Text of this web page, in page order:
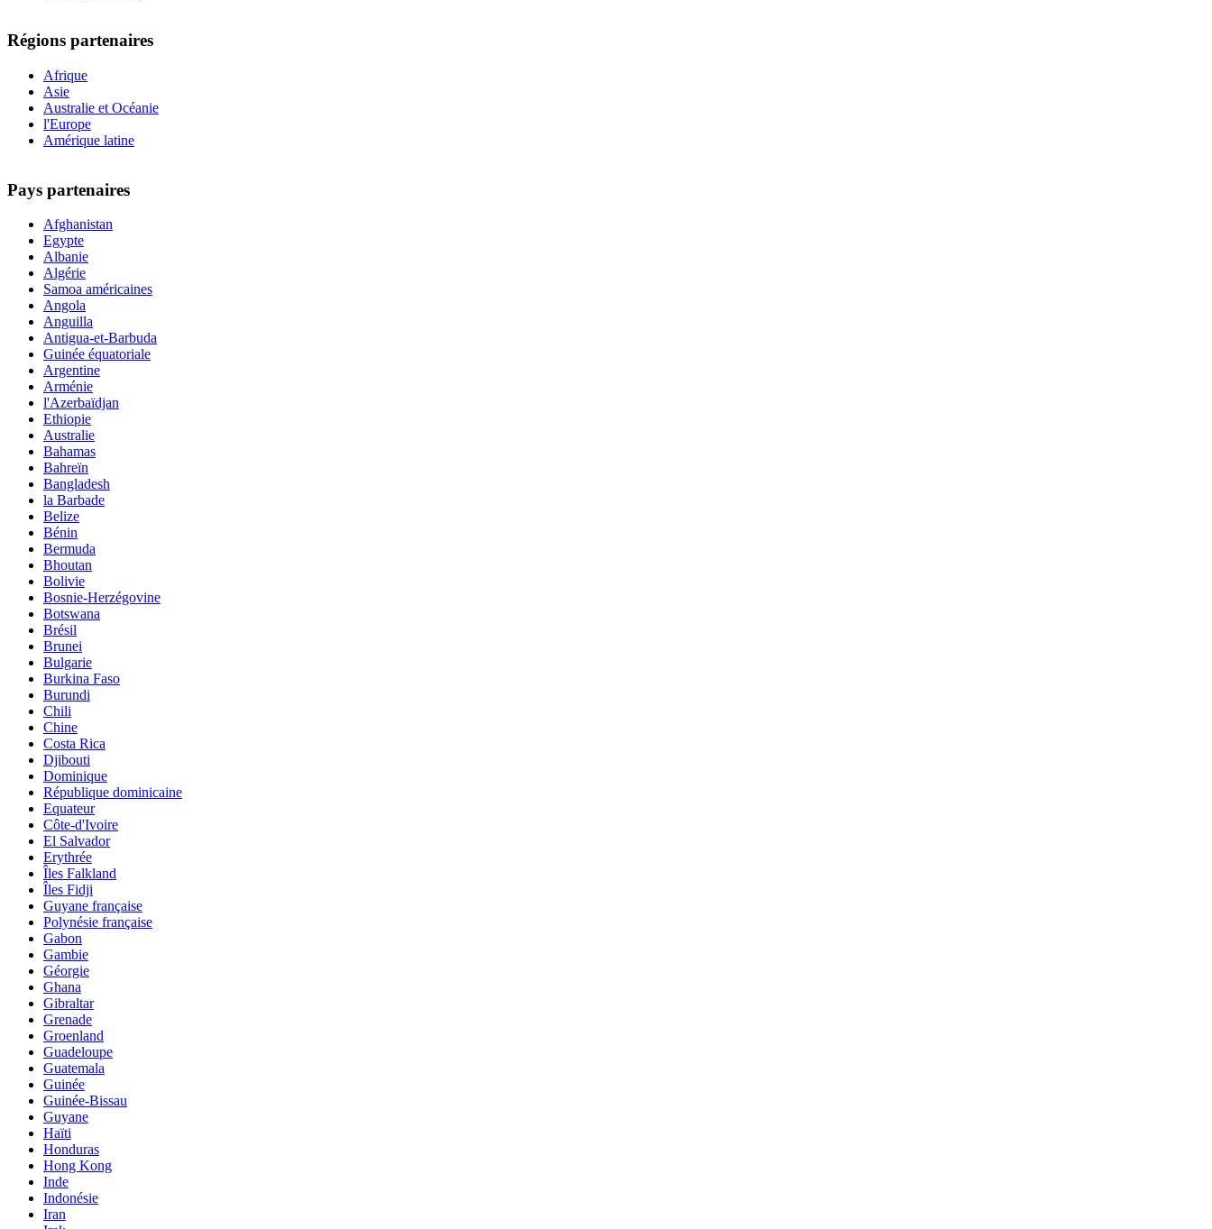
Régions partenaires
Afrique
Asie
Australie et Océanie
l'Europe
Amérique latine
Pays partenaires
Afghanistan
Egypte
Albanie
Algérie
Samoa américaines
Angola
Anguilla
Antigua-et-Barbuda
Guinée équatoriale
Argentine
Arménie
l'Azerbaïdjan
Ethiopie
Australie
Bahamas
Bahreïn
Bangladesh
la Barbade
Belize
Bénin
Bermuda
Bhoutan
Bolivie
Bosnie-Herzégovine
Botswana
Brésil
Brunei
Bulgarie
Burkina Faso
Burundi
Chili
Chine
Costa Rica
Djibouti
Dominique
République dominicaine
Equateur
Côte-d'Ivoire
El Salvador
Erythrée
Îles Falkland
Îles Fidji
Guyane française
Polynésie française
Gabon
Gambie
Géorgie
Ghana
Gibraltar
Grenade
Groenland
Guadeloupe
Guatemala
Guinée
Guinée-Bissau
Guyane
Haïti
Honduras
Hong Kong
Inde
Indonésie
Iran